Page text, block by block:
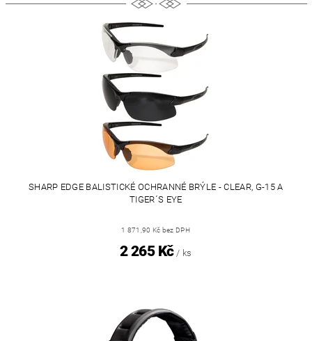
SHARP EDGE BALISTICKÉ OCHRANNÉ BRÝLE - CLEAR, G-15 A
TIGER´S EYE
1 871,90 Kč bez DPH
2 265 Kč / ks